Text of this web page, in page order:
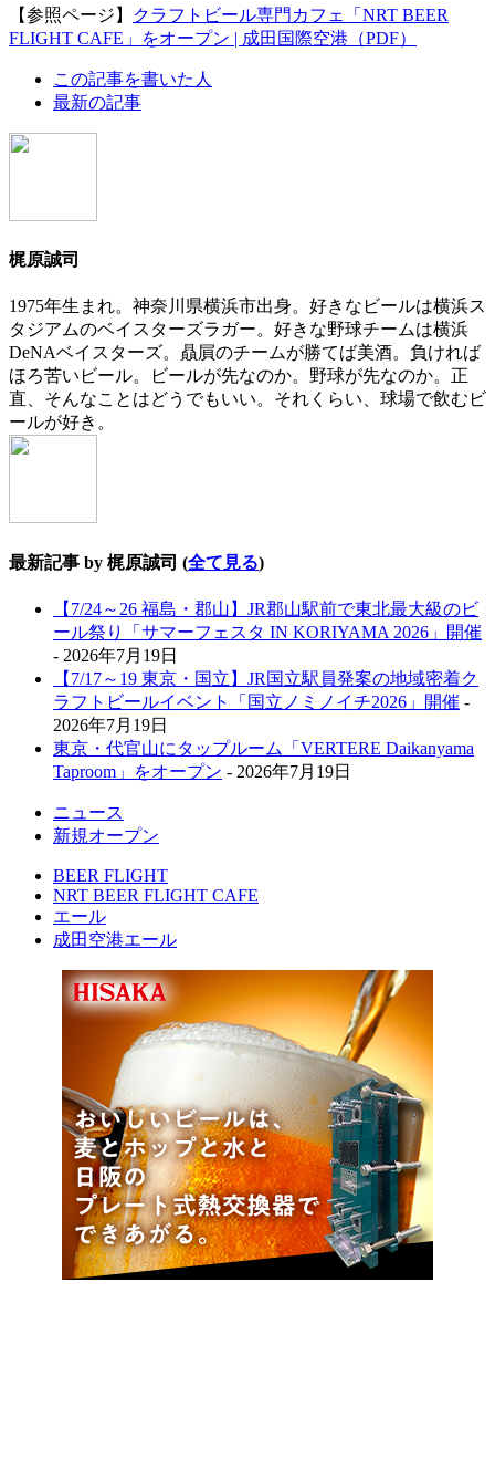
【参照ページ】
クラフトビール専門カフェ「NRT BEER
FLIGHT CAFE」をオープン | 成田国際空港（PDF）
following
tabs
change
この記事を書いた人
最新の記事
梶原誠司
1975年生まれ。神奈川県横浜市出身。好きなビールは横浜ス
タジアムのベイスターズラガー。好きな野球チームは横浜
DeNAベイスターズ。贔屓のチームが勝てば美酒。負ければ
ほろ苦いビール。ビールが先なのか。野球が先なのか。正
直、そんなことはどうでもいい。それくらい、球場で飲むビ
ールが好き。
最新記事 by 梶原誠司 (全て見る)
【7/24～26 福島・郡山】JR郡山駅前で東北最大級のビ
ール祭り「サマーフェスタ IN KORIYAMA 2026」開催
- 2026年7月19日
【7/17～19 東京・国立】JR国立駅員発案の地域密着ク
ラフトビールイベント「国立ノミノイチ2026」開催 -
2026年7月19日
東京・代官山にタップルーム「VERTERE Daikanyama
Taproom」をオープン - 2026年7月19日
ニュース
新規オープン
BEER FLIGHT
NRT BEER FLIGHT CAFE
エール
成田空港エール